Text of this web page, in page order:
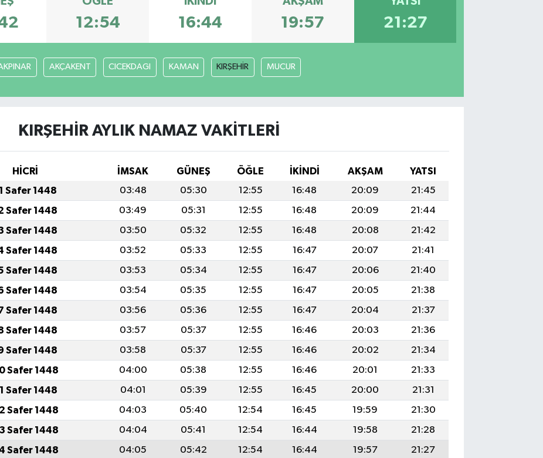
12:54 16:44 19:57 21:27
AKÇAKENT CICEKDAGI KAMAN KIRŞEHİR MUCUR
KIRŞEHİR AYLIK NAMAZ VAKITLERI
HİCRİ İMSAK GÜNEŞ ÖĞLE İKINDI AKŞAM
YATSI
Safer 1448 03:48 05:30 12:55 16:48 20:09
21:45
Safer 1448 03:49 05:31 12:55 16:48 20:09
21:44
Safer 1448 03:50 05:32 12:55 16:48 20:08
21:42
Safer 1448 03:52 05:33 12:55 16:47 20:07
21:41
Safer 1448 03:53 05:34 12:55 16:47 20:06
21:40
Safer 1448 03:54 05:35 12:55 16:47 20:05
21:38
Safer 1448 03:56 05:36 12:55 16:47 20:04
21:37
Safer 1448 03:57 05:37 12:55 16:46 20:03
21:36
Safer 1448 03:58 05:37 12:55 16:46 20:02
21:34
Safer 1448 04:00 05:38 12:55 16:46 20:01
21:33
Safer 1448 04:01 05:39 12:55 16:45 20:00
21:31
Safer 1448 04:03 05:40 12:54 16:45 19:59
21:30
Safer 1448 04:04 05:41 12:54 16:44 19:58
21:28
Safer 1448 04:05 05:42 12:54 16:44 19:57
21:27